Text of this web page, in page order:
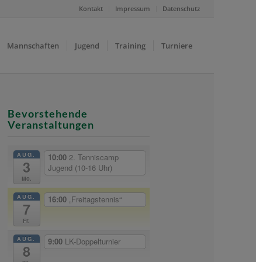
Kontakt Impressum Datenschutz
Mannschaften Jugend Training Turniere
Bevorstehende
Veranstaltungen
AUG.
3
Mo.
10:00 2. Tenniscamp
Jugend (10-16 Uhr)
AUG.
7
Fr.
16:00 „Freitagstennis“
AUG.
8
9:00 LK-Doppelturnier